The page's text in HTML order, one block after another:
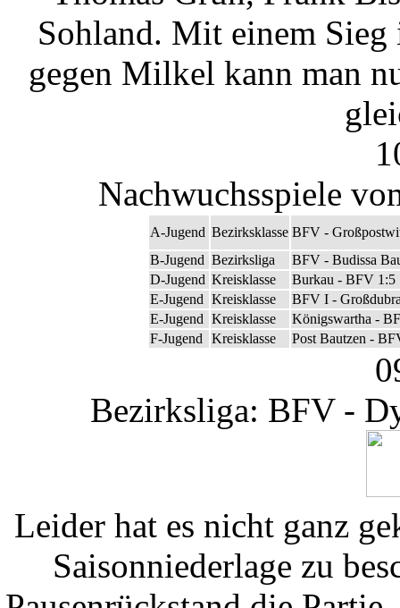
Sohland. Mit einem
gegen Milkel kann man
Nachwuchsspiele
A-Jugend Bezirksklasse BFV -
B-Jugend Bezirksliga
BFV - Budissa
D-Jugend Kreisklasse
Burkau - BFV 1:5
E-Jugend Kreisklasse
BFV I -
E-Jugend Kreisklasse
Königswartha -
F-Jugend
Kreisklasse Post Bautzen -
Bezirksliga: BFV -
Leider hat es nicht ganz
Saisonniederlage zu